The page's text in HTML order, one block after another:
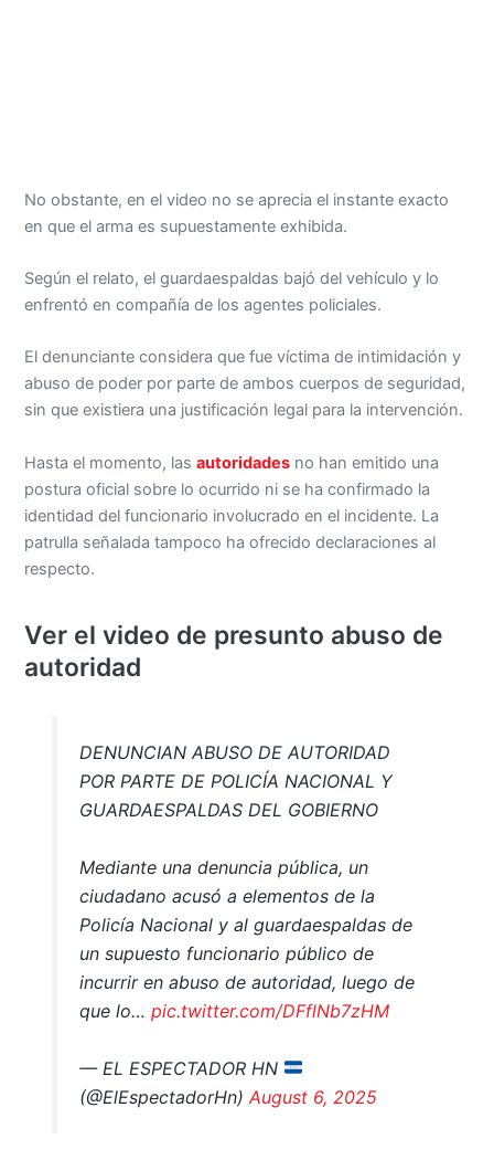
No obstante, en el video no se aprecia el instante exacto
en que el arma es supuestamente exhibida.
Según el relato, el guardaespaldas bajó del vehículo y lo
enfrentó en compañía de los agentes policiales.
El denunciante considera que fue víctima de intimidación y
abuso de poder por parte de ambos cuerpos de seguridad,
sin que existiera una justificación legal para la intervención.
Hasta el momento, lasautoridades no han emitido una
postura oficial sobre lo ocurrido ni se ha confirmado la
identidad del funcionario involucrado en el incidente. La
patrulla señalada tampoco ha ofrecido declaraciones al
respecto.
Ver el video de presunto abuso de
autoridad
DENUNCIAN ABUSO DE AUTORIDAD
POR PARTE DE POLICÍA NACIONAL Y
GUARDAESPALDAS DEL GOBIERNO
Mediante una denuncia pública, un
ciudadano acusó a elementos de la
Policía Nacional y al guardaespaldas de
un supuesto funcionario público de
incurrir en abuso de autoridad, luego de
que lo… pic.twitter.com/DFflNb7zHM
— EL ESPECTADOR HN
(@ElEspectadorHn) August 6, 2025